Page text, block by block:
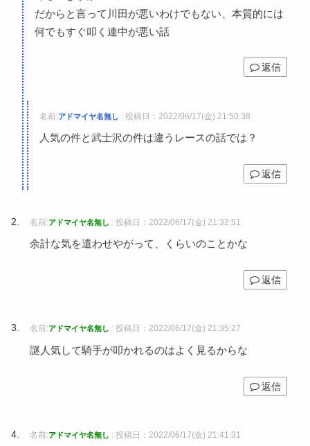
だからと言って川田が悪いわけでもない、本質的には
何でもすぐ叩く連中が悪い話
返信
名前:アドマイヤ名無し : 投稿日：2022/06/17(金) 21:50:38
人気の件と武士沢の件は違うレースの話では？
返信
名前:アドマイヤ名無し : 投稿日：2022/06/17(金) 21:32:51
余計な気を遣わせやがって、くらいのことかな
返信
名前:アドマイヤ名無し : 投稿日：2022/06/17(金) 21:35:27
謎人気して騎手が叩かれるのはよく見るからな
返信
名前:アドマイヤ名無し : 投稿日：2022/06/17(金) 21:41:31